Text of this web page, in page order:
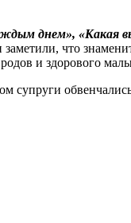
днем», «Какая
что
и здорового
супруги